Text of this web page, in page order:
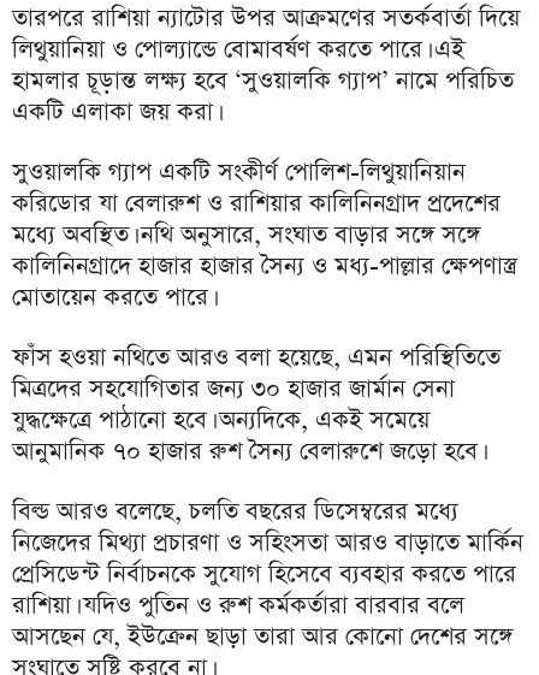
তারপরে রাশিয়া ন্যাটোর উপর আক্রমণের সতর্কবার্তা দিয়ে
লিথুয়ানিয়া ও পোল্যান্ডে বোমাবর্ষণ করতে পারে। এই
হামলার চূড়ান্ত লক্ষ্য হবে ‘সুওয়ালকি গ্যাপ’ নামে পরিচিত
একটি এলাকা জয় করা।
সুওয়ালকি গ্যাপ একটি সংকীর্ণ পোলিশ-লিথুয়ানিয়ান
করিডোর যা বেলারুশ ও রাশিয়ার কালিনিনগ্রাদ প্রদেশের
মধ্যে অবস্থিত। নথি অনুসারে, সংঘাত বাড়ার সঙ্গে সঙ্গে
কালিনিনগ্রাদে হাজার হাজার সৈন্য ও মধ্য-পাল্লার ক্ষেপণাস্ত্র
মোতায়েন করতে পারে।
ফাঁস হওয়া নথিতে আরও বলা হয়েছে, এমন পরিস্থিতিতে
মিত্রদের সহযোগিতার জন্য ৩০ হাজার জার্মান সেনা
যুদ্ধক্ষেত্রে পাঠানো হবে। অন্যদিকে, একই সমেয়ে
আনুমানিক ৭০ হাজার রুশ সৈন্য বেলারুশে জড়ো হবে।
বিল্ড আরও বলেছে, চলতি বছরের ডিসেম্বরের মধ্যে
নিজেদের মিথ্যা প্রচারণা ও সহিংসতা আরও বাড়াতে মার্কিন
প্রেসিডেন্ট নির্বাচনকে সুযোগ হিসেবে ব্যবহার করতে পারে
রাশিয়া। যদিও পুতিন ও রুশ কর্মকর্তারা বারবার বলে
আসছেন যে, ইউক্রেন ছাড়া তারা আর কোনো দেশের সঙ্গে
সংঘাতে সৃষ্টি করবে না।